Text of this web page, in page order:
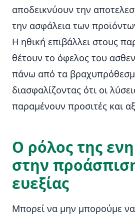
αποδεικνύουν την
την ασφάλεια των
Η ηθική επιβάλλει στους
θέτουν το όφελος του
πάνω από τα
διασφαλίζοντας ότι οι
παραμένουν προσιτές και
Ο ρόλος της
στην
ευεξίας
Μπορεί να μην μπορούμε